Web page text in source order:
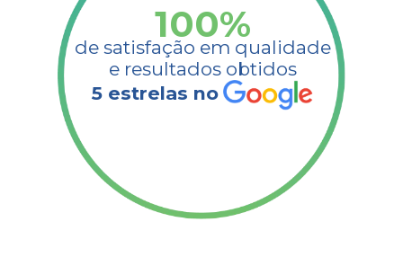
100%
de satisfação em qualidade
e resultados obtidos​
5 estrelas no